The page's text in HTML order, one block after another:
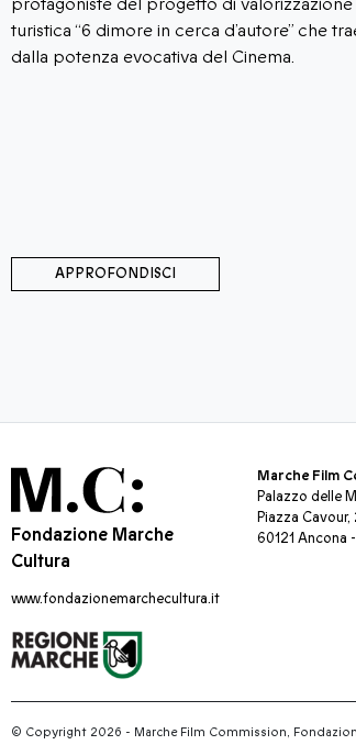
protagoniste del progetto di
turistica “6 dimore in cerca d’autore” che
dalla potenza evocativa del Cinema.
APPROFONDISCI
Fondazione Marche
Cultura
www.fondazionemarchecultura.it
Marche Film
Palazzo delle
Piazza Cavour,
60121 Ancona
© Copyright 2026 - Marche Film Commission,